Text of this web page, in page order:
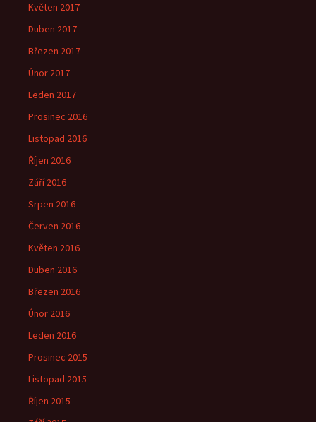
Květen 2017
Duben 2017
Březen 2017
Únor 2017
Leden 2017
Prosinec 2016
Listopad 2016
Říjen 2016
Září 2016
Srpen 2016
Červen 2016
Květen 2016
Duben 2016
Březen 2016
Únor 2016
Leden 2016
Prosinec 2015
Listopad 2015
Říjen 2015